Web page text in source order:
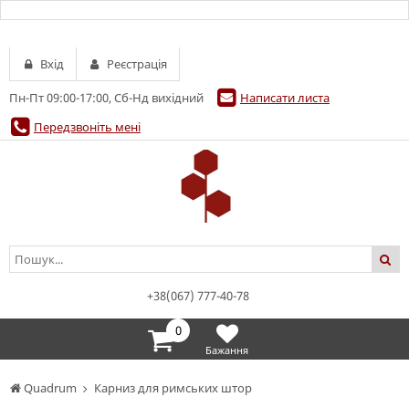
Quadrum
Карниз для римських штор
Пн-Пт 09:00-17:00, Сб-Нд вихідний
Написати листа
Передзвоніть мені
Вхід Реєстрація
+38(067) 777-40-78
0
Бажання